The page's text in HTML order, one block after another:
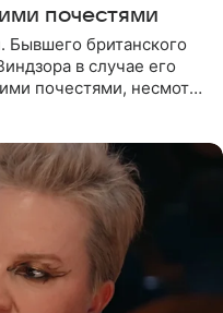
почестями
британского
в случае его
почестями, несмотря